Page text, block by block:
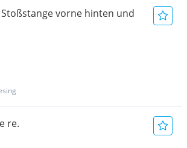
vorne hinten und
re.